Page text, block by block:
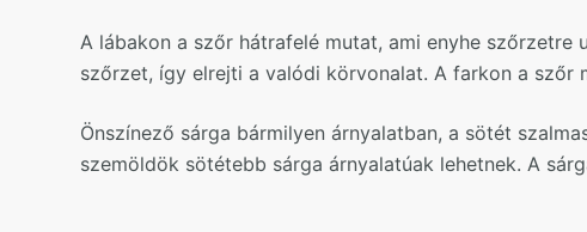
A lábakon a szőr hátrafelé mutat, ami enyhe
szőrzet, így elrejti a valódi körvonalat. A farkon a szőr
Önszínező sárga bármilyen árnyalatban, a sötét
szemöldök sötétebb sárga árnyalatúak lehetnek. A